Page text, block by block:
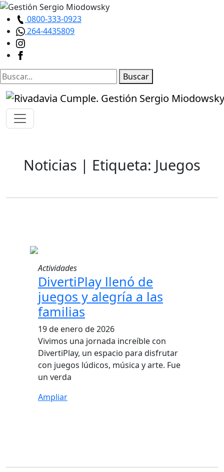
0800-333-0923
264-4435809
Buscar
Noticias | Etiqueta: Juegos
Actividades
DivertiPlay llenó de
juegos y alegría a las
familias
19 de enero de 2026
Vivimos una jornada increíble con
DivertiPlay, un espacio para disfrutar
con juegos lúdicos, música y arte. Fue
un verda
Ampliar